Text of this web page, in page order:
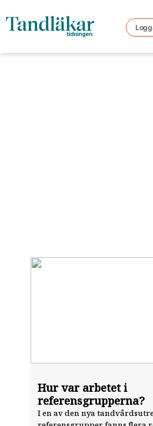
Hur var arbetet i
referensgrupperna?
I en av den nya